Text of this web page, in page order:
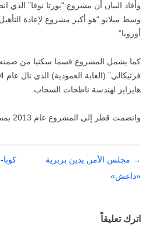
وسط ميلانو “هو أكبر مشروع لإعادة
أوروبا”.
كما يشمل المشروع قسما سكنيا من
هايرايز لهندسة ناطحات السحاب.
وانضمت قطر إلى المشروع عام 2013 بمساهمة ب 40%.
تصفّح
المقالات
→ مجلس الأمن يدين بربرية
«داعش»
اترك تعليقاً